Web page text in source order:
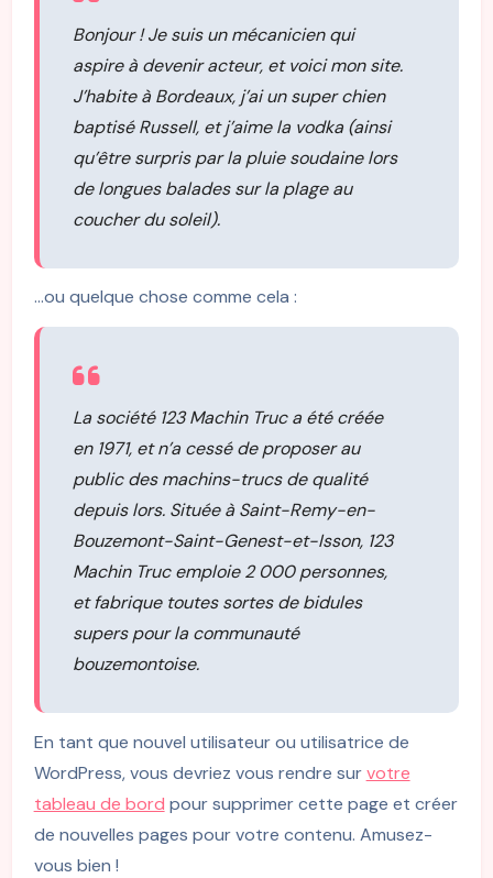
Bonjour ! Je suis un mécanicien qui
aspire à devenir acteur, et voici mon site.
J’habite à Bordeaux, j’ai un super chien
baptisé Russell, et j’aime la vodka (ainsi
qu’être surpris par la pluie soudaine lors
de longues balades sur la plage au
coucher du soleil).
…ou quelque chose comme cela :
La société 123 Machin Truc a été créée
en 1971, et n’a cessé de proposer au
public des machins-trucs de qualité
depuis lors. Située à Saint-Remy-en-
Bouzemont-Saint-Genest-et-Isson, 123
Machin Truc emploie 2 000 personnes,
et fabrique toutes sortes de bidules
supers pour la communauté
bouzemontoise.
En tant que nouvel utilisateur ou utilisatrice de
WordPress, vous devriez vous rendre survotre
tableau de bord pour supprimer cette page et créer
de nouvelles pages pour votre contenu. Amusez-
vous bien !